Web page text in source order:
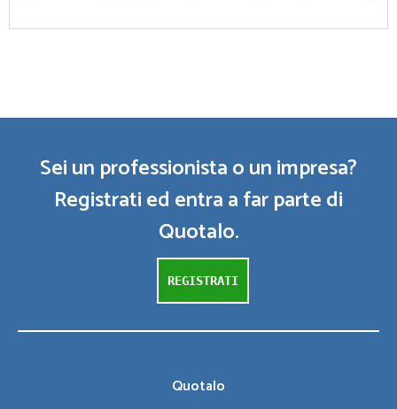
Sei un professionista o un impresa?
Registrati ed entra a far parte di
Quotalo.
REGISTRATI
Quotalo